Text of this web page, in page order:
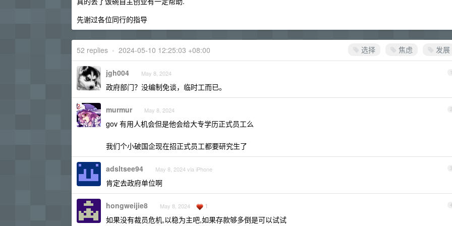
先谢过各位同行的指导
选择 焦虑 发展
52 replies • 2024-05-10 12:25:03 +08:00
1
jgh004 May 8, 2024
政府部门？没编制免谈，临时工而已。
2
murmur May 8, 2024
gov 有用人机会但是他会给大专学历正式员工么
我们个小破国企现在招正式员工都要研究生了
3
adsltsee94 May 8, 2024 via iPhone
肯定去政府单位啊
4
hongweijie8 May 8, 2024 1
如果没有裁员危机,以稳为主吧,如果存款够多倒是可以试试